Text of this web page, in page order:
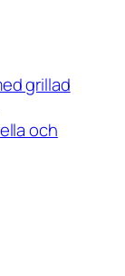
grillad
och